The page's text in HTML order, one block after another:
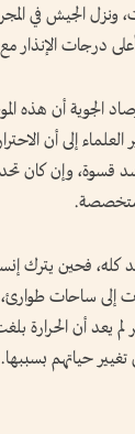
الجيش في المجر
درجات الإنذار مع
الجوية أن
إلى أن
قسوة، وإن كان
كله، فحين يترك
إلى ساحات طوارئ،
حياتهم بسببها.